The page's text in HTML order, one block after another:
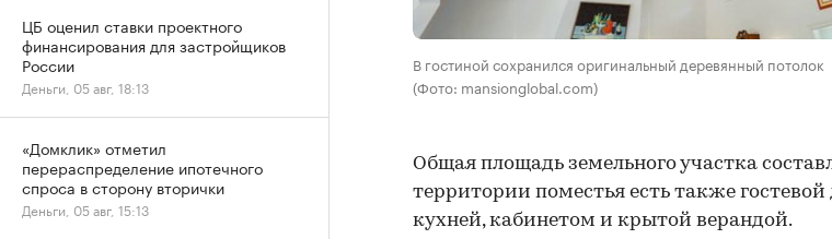
В гостиной сохранился оригинальный деревянный потолок
(Фото: mansionglobal.com)
Общая площадь земельного участка
территории поместья есть также
кухней, кабинетом и крытой верандой.
ЦБ оценил ставки проектного
финансирования для застройщиков
России
Деньги, 05 авг, 18:13
«Домклик» отметил
перераспределение ипотечного
спроса в сторону вторички
Деньги, 05 авг, 15:13